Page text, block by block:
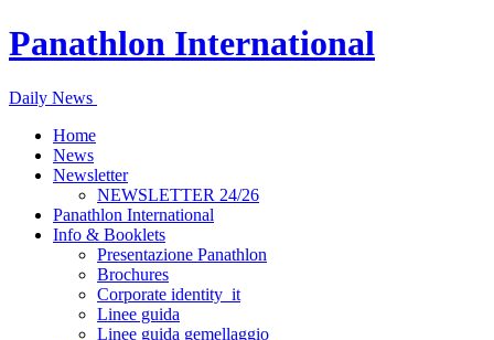
Panathlon International
Daily News
Home
News
Newsletter
NEWSLETTER 24/26
Panathlon International
Info & Booklets
Presentazione Panathlon
Brochures
Corporate identity_it
Linee guida
Linee guida gemellaggio